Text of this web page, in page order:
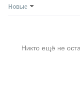
Новые
Никто ещё не